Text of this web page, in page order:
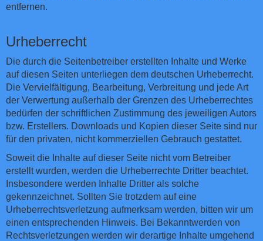
entfernen.
Urheberrecht
Die durch die Seitenbetreiber erstellten Inhalte und Werke
auf diesen Seiten unterliegen dem deutschen Urheberrecht.
Die Vervielfältigung, Bearbeitung, Verbreitung und jede Art
der Verwertung außerhalb der Grenzen des Urheberrechtes
bedürfen der schriftlichen Zustimmung des jeweiligen Autors
bzw. Erstellers. Downloads und Kopien dieser Seite sind nur
für den privaten, nicht kommerziellen Gebrauch gestattet.
Soweit die Inhalte auf dieser Seite nicht vom Betreiber
erstellt wurden, werden die Urheberrechte Dritter beachtet.
Insbesondere werden Inhalte Dritter als solche
gekennzeichnet. Sollten Sie trotzdem auf eine
Urheberrechtsverletzung aufmerksam werden, bitten wir um
einen entsprechenden Hinweis. Bei Bekanntwerden von
Rechtsverletzungen werden wir derartige Inhalte umgehend